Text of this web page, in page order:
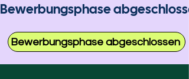
Bewerbungsphase
Bewerbungsphase abgeschlossen